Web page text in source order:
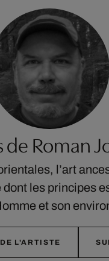
de Roman
l’art
les principes
et son
L'ARTISTE